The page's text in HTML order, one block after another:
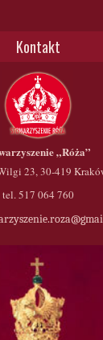
Kontakt
„Róża”
23, 30-419
tel. 517 064 760